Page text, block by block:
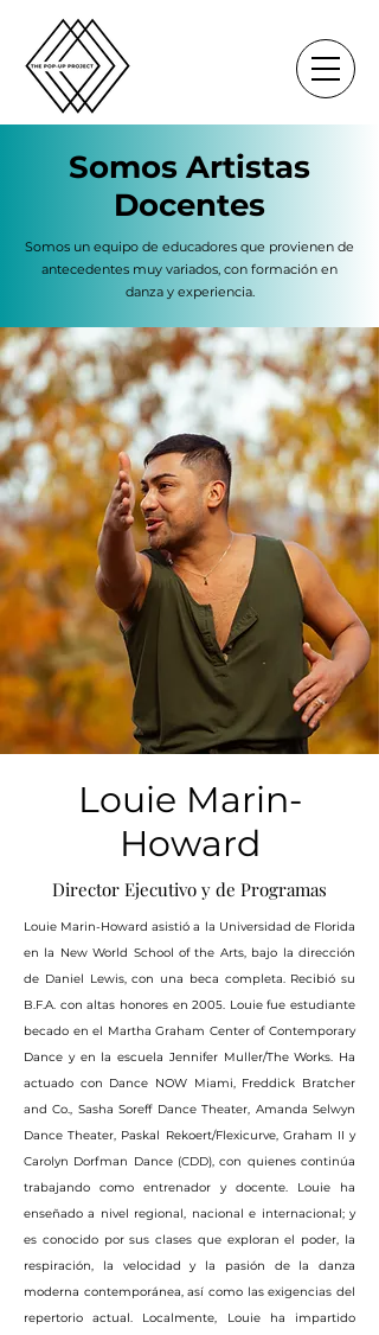
Somos Artistas
Docentes
Somos un equipo de educadores que provienen de
antecedentes muy variados, con formación en
danza y experiencia.
Louie Marin-
Howard
Director Ejecutivo y de Programas
Louie Marin-Howard asistió a la Universidad de Florida
en la New World School of the Arts, bajo la dirección
de Daniel Lewis, con una beca completa. Recibió su
B.F.A. con altas honores en 2005. Louie fue estudiante
becado en el Martha Graham Center of Contemporary
Dance y en la escuela Jennifer Muller/The Works. Ha
actuado con Dance NOW Miami, Freddick Bratcher
and Co., Sasha Soreff Dance Theater, Amanda Selwyn
Dance Theater, Paskal Rekoert/Flexicurve, Graham II y
Carolyn Dorfman Dance (CDD), con quienes continúa
trabajando como entrenador y docente. Louie ha
enseñado a nivel regional, nacional e internacional; y
es conocido por sus clases que exploran el poder, la
respiración, la velocidad y la pasión de la danza
moderna contemporánea, así como las exigencias del
repertorio actual. Localmente, Louie ha impartido